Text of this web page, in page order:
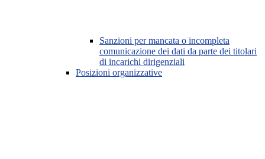
Sanzioni per mancata o incompleta
comunicazione dei dati da parte dei titolari
di incarichi dirigenziali
Posizioni organizzative